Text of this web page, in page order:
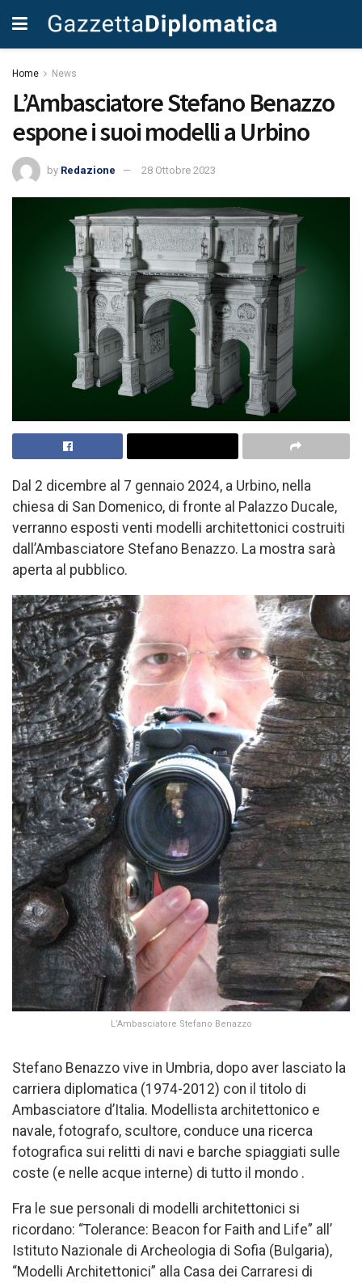
Home News
L’Ambasciatore Stefano Benazzo
espone i suoi modelli a Urbino
by Redazione 28 Ottobre 2023
Dal 2 dicembre al 7 gennaio 2024, a Urbino, nella
chiesa di San Domenico, di fronte al Palazzo Ducale,
verranno esposti venti modelli architettonici costruiti
dall’Ambasciatore Stefano Benazzo. La mostra sarà
aperta al pubblico.
L’Ambasciatore Stefano Benazzo
Stefano Benazzo vive in Umbria, dopo aver lasciato la
carriera diplomatica (1974-2012) con il titolo di
Ambasciatore d’Italia. Modellista architettonico e
navale, fotografo, scultore, conduce una ricerca
fotografica sui relitti di navi e barche spiaggiati sulle
coste (e nelle acque interne) di tutto il mondo .
Fra le sue personali di modelli architettonici si
ricordano: “Tolerance: Beacon for Faith and Life” all’
Istituto Nazionale di Archeologia di Sofia (Bulgaria),
“Modelli Architettonici” alla Casa dei Carraresi di